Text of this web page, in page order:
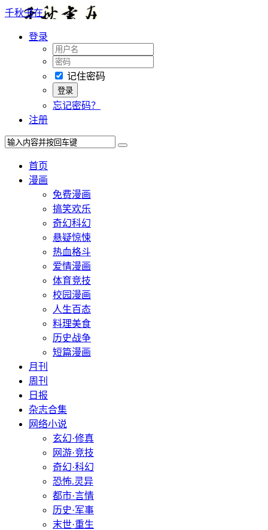
千秋书在
登录
记住密码
忘记密码？
注册
首页
漫画
免费漫画
搞笑欢乐
奇幻科幻
悬疑惊悚
热血格斗
爱情漫画
体育竞技
校园漫画
人生百态
料理美食
历史战争
短篇漫画
月刊
周刊
日报
杂志合集
网络小说
玄幻·修真
网游·竞技
奇幻·科幻
恐怖.灵异
都市·言情
历史·军事
末世·重生